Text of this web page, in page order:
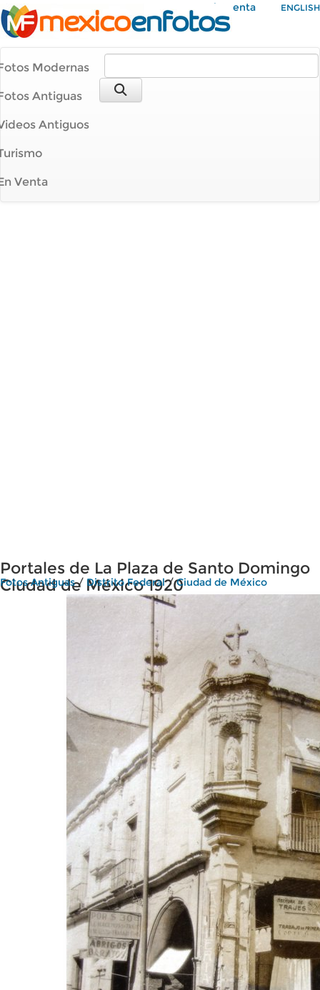
Mi Cuenta ENGLISH
Modernas
Antiguas
Antiguos
Venta
Portales de La Plaza de Santo Domingo
Ciudad de México 1920
Fotos Antiguas/ Distrito Federal/Ciudad de México